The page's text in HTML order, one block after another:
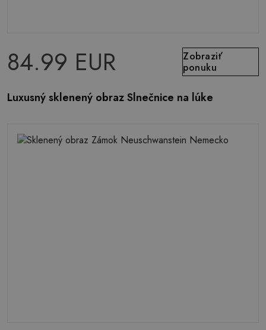
84.99 EUR
Zobraziť
ponuku
Luxusný sklenený obraz Slnečnice na lúke